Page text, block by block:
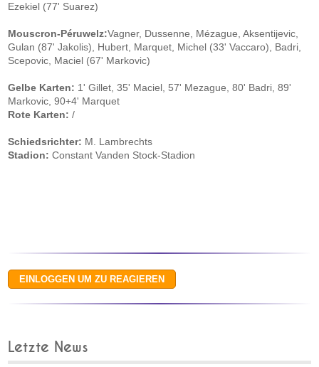
Ezekiel (77' Suarez)
Mouscron-Péruwelz:Vagner, Dussenne, Mézague, Aksentijevic,
Gulan (87' Jakolis), Hubert, Marquet, Michel (33' Vaccaro), Badri,
Scepovic, Maciel (67' Markovic)
Gelbe Karten: 1' Gillet, 35' Maciel, 57' Mezague, 80' Badri, 89'
Markovic, 90+4' Marquet
Rote Karten: /
Schiedsrichter: M. Lambrechts
Stadion: Constant Vanden Stock-Stadion
Letzte News